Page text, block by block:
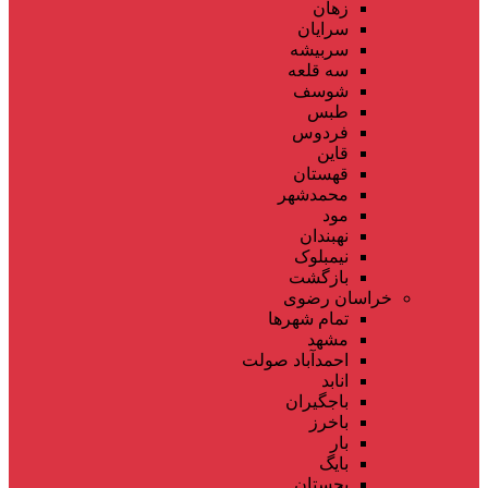
زهان
سرایان
سربیشه
سه قلعه
شوسف
طبس
فردوس
قاین
قهستان
محمدشهر
مود
نهبندان
نیمبلوک
بازگشت
خراسان رضوی
تمام شهر‌ها
مشهد
احمدآباد صولت
انابد
باجگیران
باخرز
بار
بایگ
بجستان